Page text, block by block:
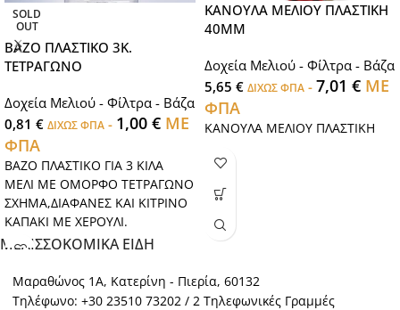
SOLD
OUT
ΒΑΖΟ ΠΛΑΣΤΙΚΟ 3Κ.
ΤΕΤΡΑΓΩΝΟ
Δοχεία Μελιού - Φίλτρα - Βάζα
0,81 € ΔΙΧΩΣ ΦΠΑ - 1,00 € ΜΕ
ΦΠΑ
ΒΑΖΟ ΠΛΑΣΤΙΚΟ ΓΙΑ 3 ΚΙΛΑ
ΜΕΛΙ ΜΕ ΟΜΟΡΦΟ ΤΕΤΡΑΓΩΝΟ
ΣΧΗΜΑ,ΔΙΑΦΑΝΕΣ ΚΑΙ ΚΙΤΡΙΝΟ
ΚΑΠΑΚΙ ΜΕ ΧΕΡΟΥΛΙ.
ΚΑΝΟΥΛΑ ΜΕΛΙΟΥ ΠΛΑΣΤΙΚΗ
40ΜΜ
Δοχεία Μελιού - Φίλτρα - Βάζα
5,65 € ΔΙΧΩΣ ΦΠΑ - 7,01 € ΜΕ
ΦΠΑ
ΚΑΝΟΥΛΑ ΜΕΛΙΟΥ ΠΛΑΣΤΙΚΗ
ΜΕΛΙΣΣΟΚΟΜΙΚΑ ΕΙΔΗ
Μαραθώνος 1Α, Κατερίνη - Πιερία, 60132
Τηλέφωνο: +30 23510 73202 / 2 Τηλεφωνικές Γραμμές